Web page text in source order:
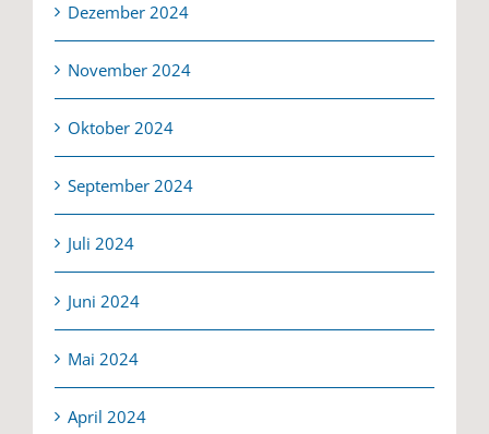
Dezember 2024
November 2024
Oktober 2024
September 2024
Juli 2024
Juni 2024
Mai 2024
April 2024